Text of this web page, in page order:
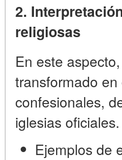
2.
religiosas
En este
transformado
confesionales,
iglesias oficiales.
Ejemplos de